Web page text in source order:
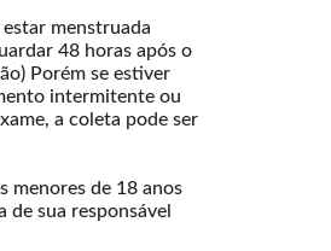
menstruada
48 horas após o
Porém se estiver
intermitente ou
a coleta pode ser
menores de 18 anos
de sua responsável